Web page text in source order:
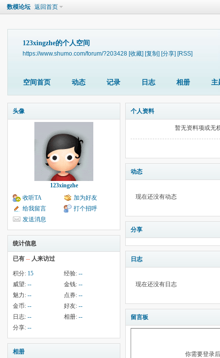
数模论坛 返回首页
123xingzhe的个人空间
https://www.shumo.com/forum/?203428 [收藏] [复制] [分享] [RSS]
空间首页 动态 记录 日志 相册 主
头像
123xingzhe
收听TA
加为好友
给我留言
打个招呼
发送消息
统计信息
已有 -- 人来访过
积分: 15 经验: --
威望: -- 金钱: --
魅力: -- 点券: --
金币: -- 好友: --
日志: -- 相册: --
分享: --
相册
个人资料
暂无资料项或无
动态
现在还没有动态
分享
日志
现在还没有日志
留言板
你需要登录